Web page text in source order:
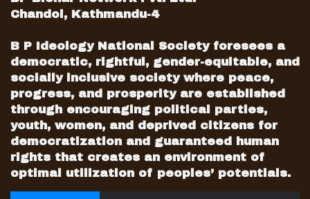
Chandol, Kathmandu-4
B P Ideology National Society foresees a
democratic, rightful, gender-equitable, and
socially inclusive society where peace,
progress, and prosperity are established
through encouraging political parties,
youth, women, and deprived citizens for
democratization and guaranteed human
rights that creates an environment of
optimal utilization of peoples’ potentials.